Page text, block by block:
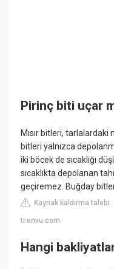
Pirinç biti uçar
Mısır bitleri, tarlalardaki
bitleri yalnızca
iki böcek de sıcaklığı
sıcaklıkta depolanan
geçiremez. Buğday
Kaynak kaldırma talebi
tr.envu.com
Hangi